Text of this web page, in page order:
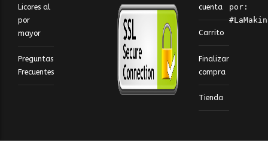
Licores al
por
mayor
Preguntas
Frecuentes
cuenta
Carrito
Finalizar
compra
Tienda
por: